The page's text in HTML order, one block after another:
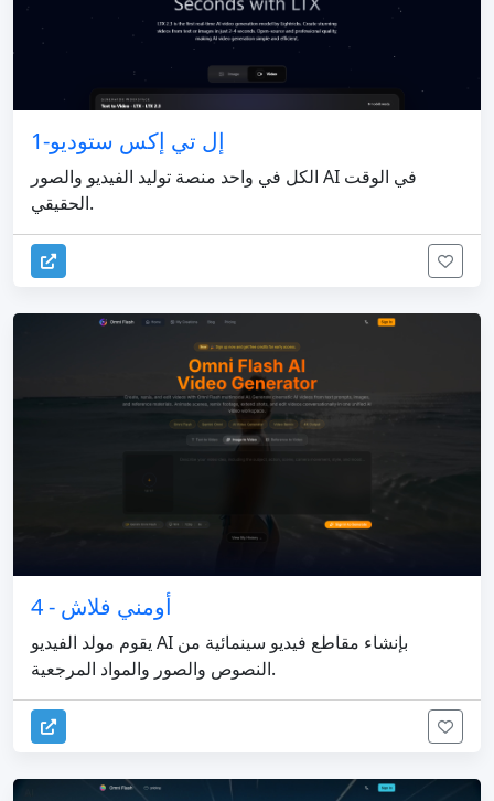
إل تي إكس ستوديو-1
الكل في واحد منصة توليد الفيديو والصور AI في الوقت
الحقيقي.
أومني فلاش - 4
يقوم مولد الفيديو AI بإنشاء مقاطع فيديو سينمائية من
النصوص والصور والمواد المرجعية.